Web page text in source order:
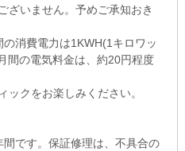
ざいません。予めご承知おき
消費電力は1KWH(1キロワッ
間の電気料金は、約20円程度
ックをお楽しみください。
です。保証修理は、不具合の